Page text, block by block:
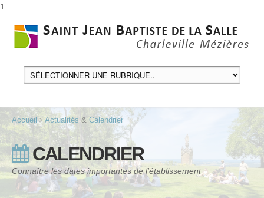
1
Accueil Actualités & Calendrier
CALENDRIER
Connaître les dates importantes de l'établissement